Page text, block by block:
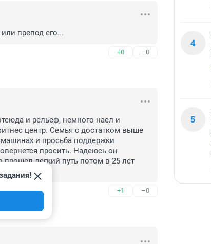
препод его...
+0 –0
и рельеф, немного наел и
центр. Семья с достатком выше
и просьба поддержки
просить. Надеюсь он
легкий путь потом в 25 лет
+1 –0
4
5